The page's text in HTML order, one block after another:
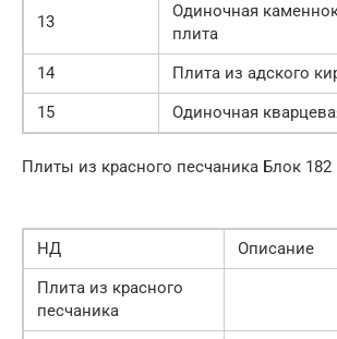
13
Одиночная
плита
14
Плита из адского
15
Одиночная
Плиты из красного песчаника Блок 182
НД
Описание
Плита из красного
песчаника